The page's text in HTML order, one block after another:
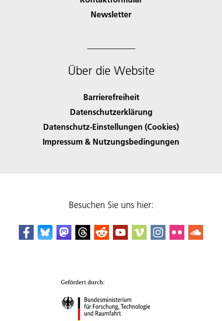
Newsletter
Über die Website
Barrierefreiheit
Datenschutzerklärung
Datenschutz-Einstellungen (Cookies)
Impressum & Nutzungsbedingungen
Besuchen Sie uns hier: